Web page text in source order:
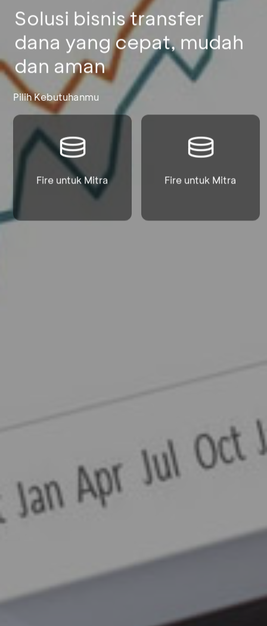
Solusi bisnis transfer
dana yang cepat, mudah
dan aman
Pilih Kebutuhanmu
Fire untuk Mitra Fire untuk Mitra